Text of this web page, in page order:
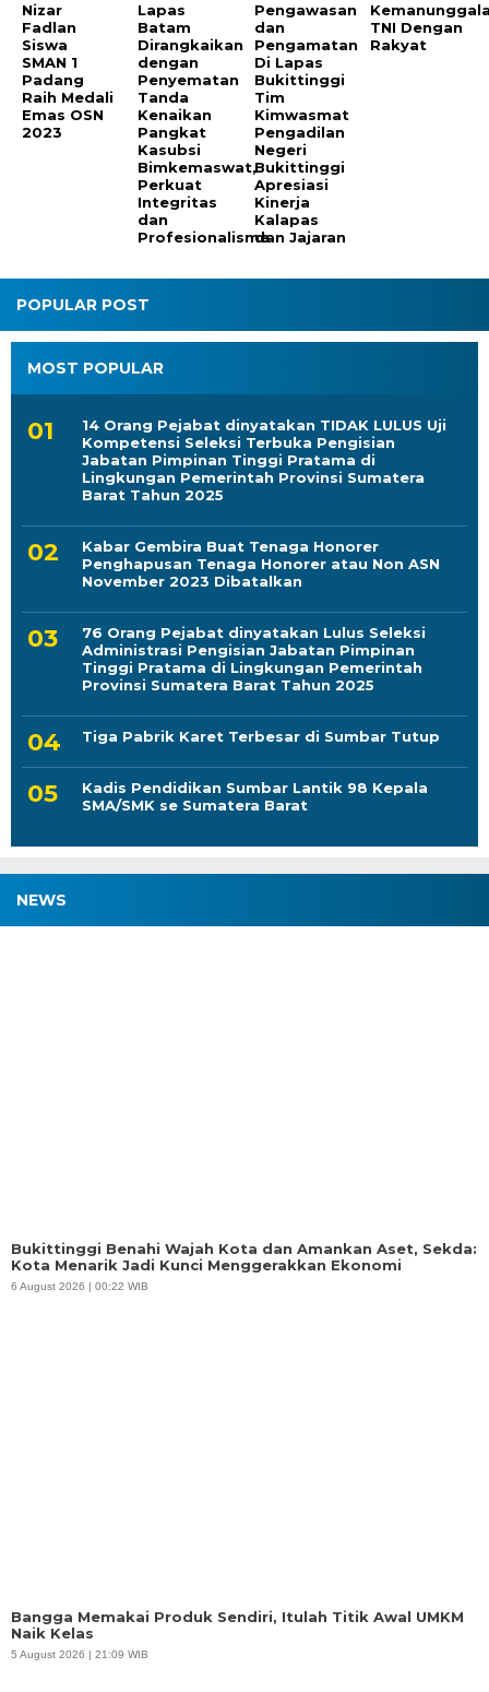
Nizar
Fadlan
Siswa
SMAN 1
Padang
Raih Medali
Emas OSN
2023
Lapas
Batam
Dirangkaikan
dengan
Penyematan
Tanda
Kenaikan
Pangkat
Kasubsi
Bimkemaswat,
Perkuat
Integritas
dan
Profesionalisme
Pengawasan
dan
Pengamatan
Di Lapas
Bukittinggi
Tim
Kimwasmat
Pengadilan
Negeri
Bukittinggi
Apresiasi
Kinerja
Kalapas
dan Jajaran
TNI Dengan
Rakyat
POPULAR POST
MOST POPULAR
14 Orang Pejabat dinyatakan TIDAK LULUS Uji
Kompetensi Seleksi Terbuka Pengisian
Jabatan Pimpinan Tinggi Pratama di
Lingkungan Pemerintah Provinsi Sumatera
Barat Tahun 2025
Kabar Gembira Buat Tenaga Honorer
Penghapusan Tenaga Honorer atau Non ASN
November 2023 Dibatalkan
76 Orang Pejabat dinyatakan Lulus Seleksi
Administrasi Pengisian Jabatan Pimpinan
Tinggi Pratama di Lingkungan Pemerintah
Provinsi Sumatera Barat Tahun 2025
Tiga Pabrik Karet Terbesar di Sumbar Tutup
Kadis Pendidikan Sumbar Lantik 98 Kepala
SMA/SMK se Sumatera Barat
NEWS
Bukittinggi Benahi Wajah Kota dan Amankan Aset, Sekda:
Kota Menarik Jadi Kunci Menggerakkan Ekonomi
6 August 2026 | 00:22 WIB
Bangga Memakai Produk Sendiri, Itulah Titik Awal UMKM
Naik Kelas
5 August 2026 | 21:09 WIB